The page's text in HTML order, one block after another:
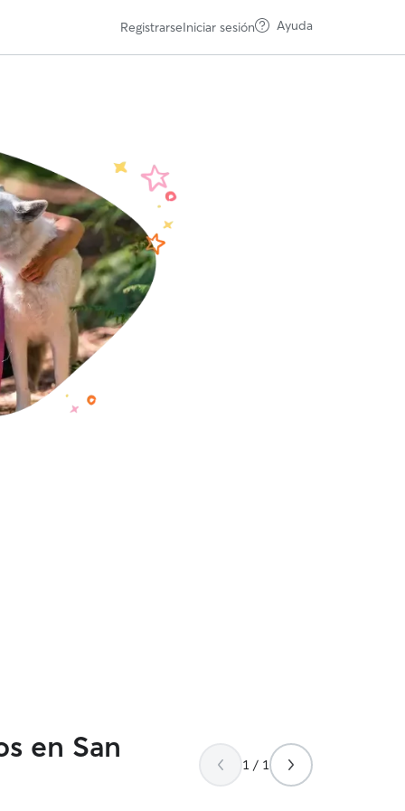
RegistrarseIniciar sesión Ayuda
en San
1 / 1